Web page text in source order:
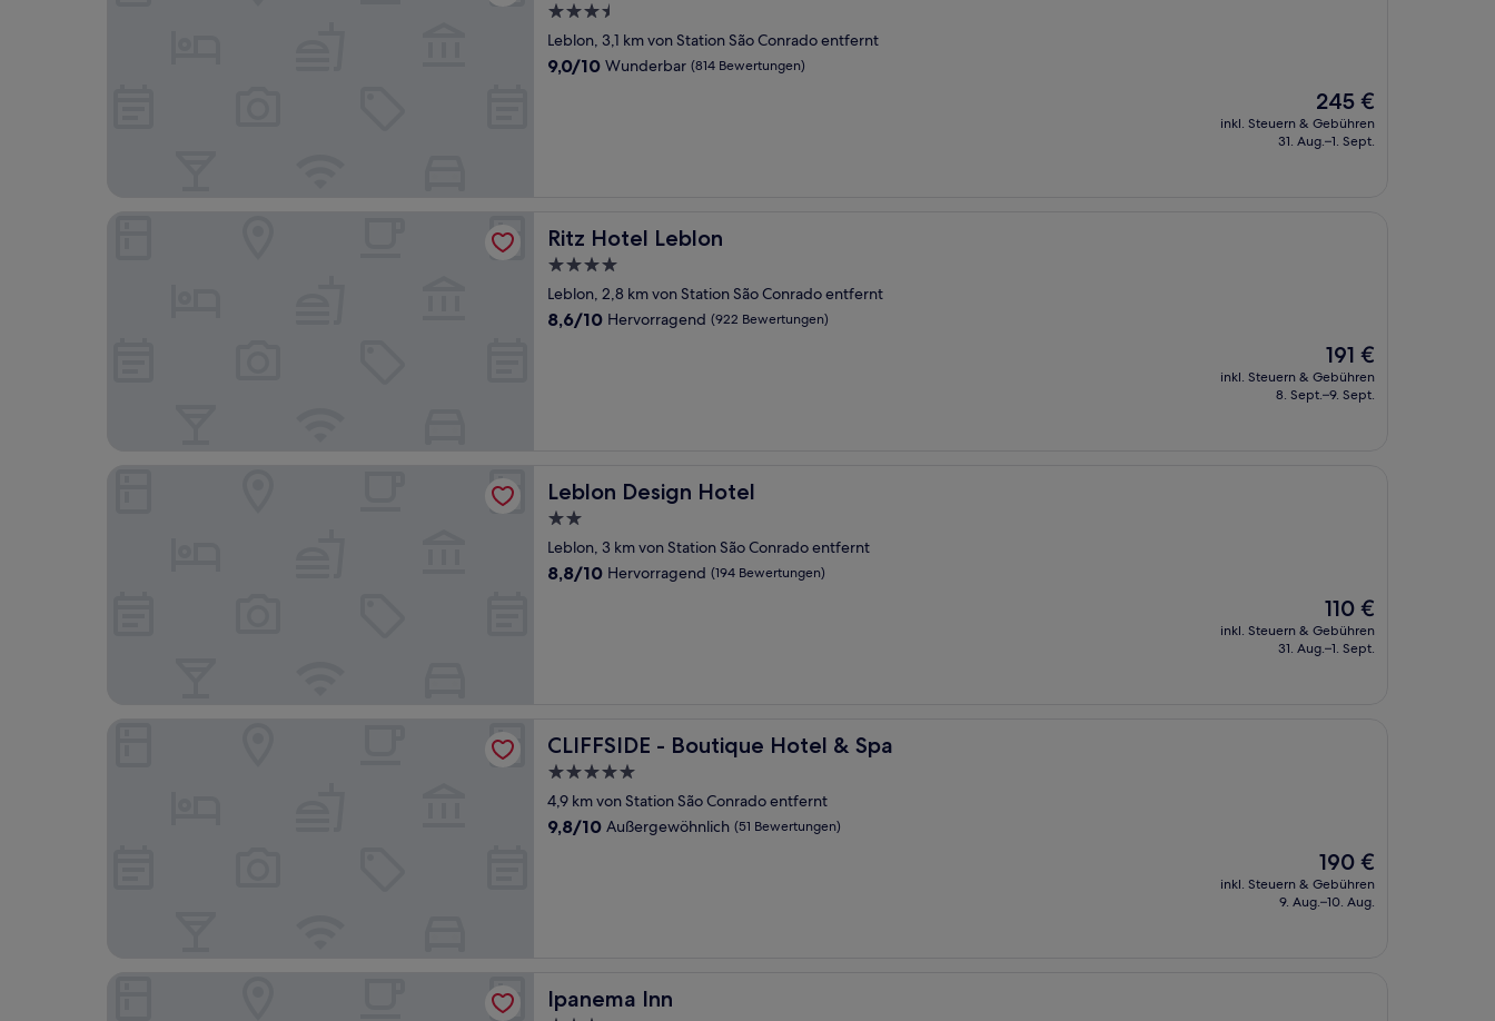
3.5-
Sterne-
Unterkunft
Leblon, 3,1 km von Station São Conrado entfernt
9.0
9,0/10 Wunderbar (814 Bewertungen)
Der
Preis
beträgt
245 €
inkl. Steuern & Gebühren
31. Aug.–1. Sept.
Ritz Hotel Leblon
Ritz Hotel Leblon
4.0-
Sterne-
Unterkunft
Leblon, 2,8 km von Station São Conrado entfernt
8.6
8,6/10 Hervorragend (922 Bewertungen)
Der
Preis
beträgt
191 €
inkl. Steuern & Gebühren
8. Sept.–9. Sept.
Leblon Design Hotel
Leblon Design Hotel
2.0-
Sterne-
Unterkunft
Leblon, 3 km von Station São Conrado entfernt
8.8
8,8/10 Hervorragend (194 Bewertungen)
Der
Preis
beträgt
110 €
inkl. Steuern & Gebühren
31. Aug.–1. Sept.
CLIFFSIDE - Boutique Hotel & Spa
CLIFFSIDE - Boutique Hotel & Spa
5.0-
Sterne-
Unterkunft
4,9 km von Station São Conrado entfernt
9.8
9,8/10 Außergewöhnlich (51 Bewertungen)
Der
Preis
beträgt
190 €
inkl. Steuern & Gebühren
9. Aug.–10. Aug.
Ipanema Inn
Ipanema Inn